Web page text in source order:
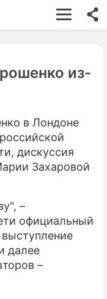
ШОУ-БИЗНЕС
КИНО
ЗДОРОВЬЕ
ЭКОНОМИКА
ПРОИСШЕСТВИЯ
СОННИК
СТИЛЬ ЖИЗНИ
СЕРИАЛЫ
ИГРЫ
из-
в Лондоне
дискуссия
Захаровой
–
официальный
далее
–